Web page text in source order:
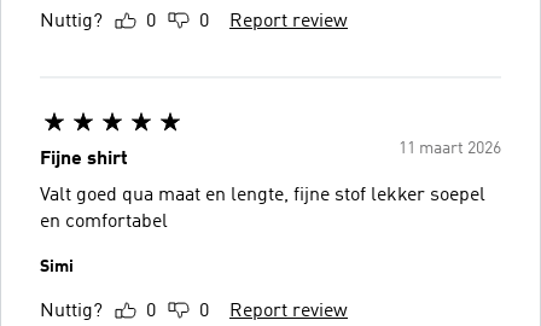
Nuttig? 0 0 Report review
11 maart 2026
Fijne shirt
Valt goed qua maat en lengte, fijne stof lekker soepel
en comfortabel
Simi
Nuttig? 0 0 Report review